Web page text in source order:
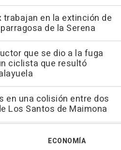
en la extinción de
de la Serena
que se dio a la fuga
ciclista que resultó
en una colisión entre dos
Los Santos de Maimona
ECONOMÍA